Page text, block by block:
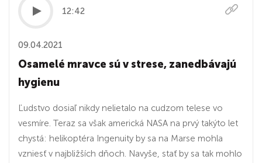
12:42
09.04.2021
Osamelé mravce sú v strese, zanedbávajú
hygienu
Ľudstvo dosiaľ nikdy nelietalo na cudzom telese vo
vesmíre. Teraz sa však americká NASA na prvý takýto let
chystá: helikoptéra Ingenuity by sa na Marse mohla
vzniesť v najbližších dňoch. Navyše, stať by sa tak mohlo